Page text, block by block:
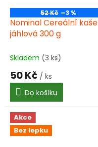
52 Kč –3 %
Nominal Cereální kaše
jáhlová 300 g
Skladem (3 ks)
50 Kč / ks
Do košíku
Akce
Bez lepku